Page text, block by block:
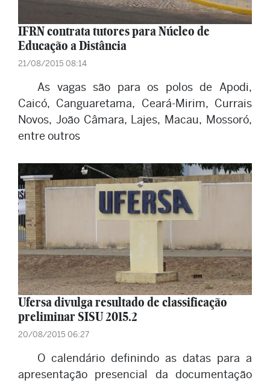
IFRN contrata tutores para Núcleo de
Educação a Distância
21/08/2015 08:14
As vagas são para os polos de Apodi,
Caicó, Canguaretama, Ceará-Mirim, Currais
Novos, João Câmara, Lajes, Macau, Mossoró,
entre outros
Ufersa divulga resultado de classificação
preliminar SISU 2015.2
20/08/2015 06:27
O calendário definindo as datas para a
apresentação presencial da documentação